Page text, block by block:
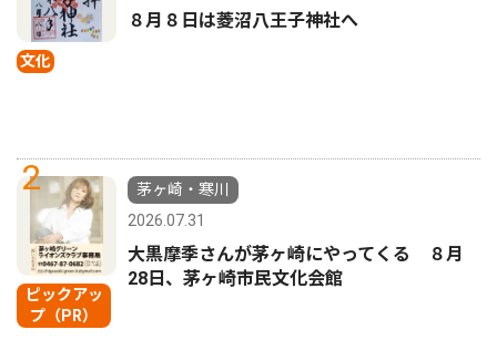
文化
８月８日は菱沼八王子神社へ
2
ピックアッ
プ（PR）
茅ヶ崎・寒川
2026.07.31
大黒摩季さんが茅ヶ崎にやってくる ８月
28日、茅ヶ崎市民文化会館